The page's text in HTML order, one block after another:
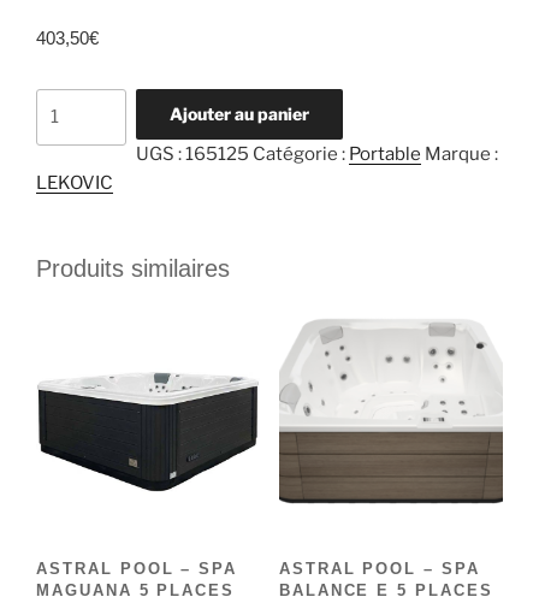
403,50€
TRANSPORT
ZONE
LEKOVIC
Ajouter au panier
UGS :165125 Catégorie : Portable Marque :
LEKOVIC
Produits similaires
ASTRAL POOL – SPA
MAGUANA 5 PLACES
ASTRAL POOL – SPA
BALANCE E 5 PLACES